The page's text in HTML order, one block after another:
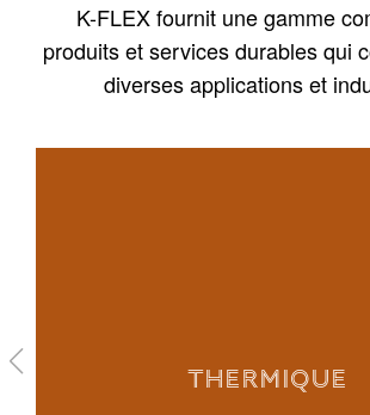
K-FLEX fournit une gamme
produits et services durables qui
diverses applications et
THERMIQUE